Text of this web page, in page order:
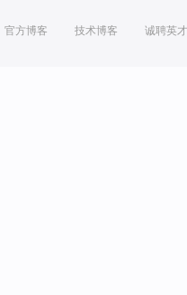
官方博客 技术博客 诚聘英才